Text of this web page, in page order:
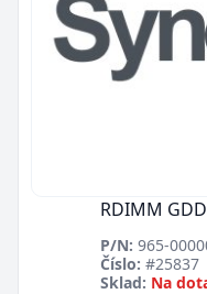
RDIMM
P/N: 965-
Číslo: #25837
Sklad: Na